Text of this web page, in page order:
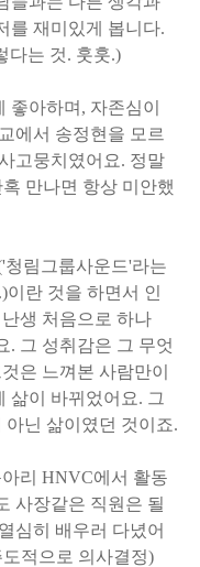
를 재미있게 봅니다.
다는 것. 훗훗.)
좋아하며, 자존심이
에서 송정현을 모르
고뭉치였어요. 정말
만나면 항상 미안했
림그룹사운드'라는
란 것을 하면서 인
생 처음으로 하나
. 그 성취감은 그 무엇
은 느껴본 사람만이
삶이 바뀌었어요. 그
닌 삶이였던 것이죠.
리 HNVC에서 활동
사장같은 직원은 될
심히 배우러 다녔어
적으로 의사결정)